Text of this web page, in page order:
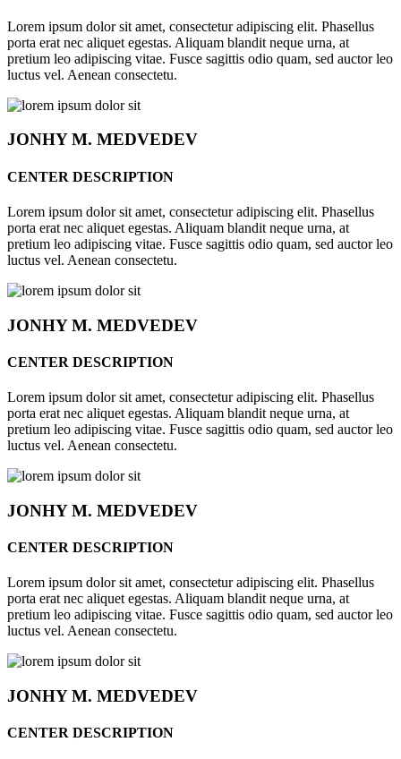
Lorem ipsum dolor sit amet, consectetur adipiscing elit. Phasellus
porta erat nec aliquet egestas. Aliquam blandit neque urna, at
pretium leo adipiscing vitae. Fusce sagittis odio quam, sed auctor leo
luctus vel. Aenean consectetu.
JONHYM. MEDVEDEV
CENTER DESCRIPTION
Lorem ipsum dolor sit amet, consectetur adipiscing elit. Phasellus
porta erat nec aliquet egestas. Aliquam blandit neque urna, at
pretium leo adipiscing vitae. Fusce sagittis odio quam, sed auctor leo
luctus vel. Aenean consectetu.
JONHYM. MEDVEDEV
CENTER DESCRIPTION
Lorem ipsum dolor sit amet, consectetur adipiscing elit. Phasellus
porta erat nec aliquet egestas. Aliquam blandit neque urna, at
pretium leo adipiscing vitae. Fusce sagittis odio quam, sed auctor leo
luctus vel. Aenean consectetu.
JONHYM. MEDVEDEV
CENTER DESCRIPTION
Lorem ipsum dolor sit amet, consectetur adipiscing elit. Phasellus
porta erat nec aliquet egestas. Aliquam blandit neque urna, at
pretium leo adipiscing vitae. Fusce sagittis odio quam, sed auctor leo
luctus vel. Aenean consectetu.
JONHYM. MEDVEDEV
CENTER DESCRIPTION